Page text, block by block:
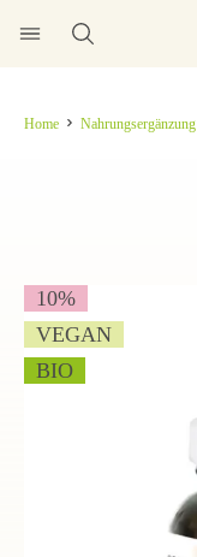
Home Nahrungsergänzung
10%
VEGAN
BIO